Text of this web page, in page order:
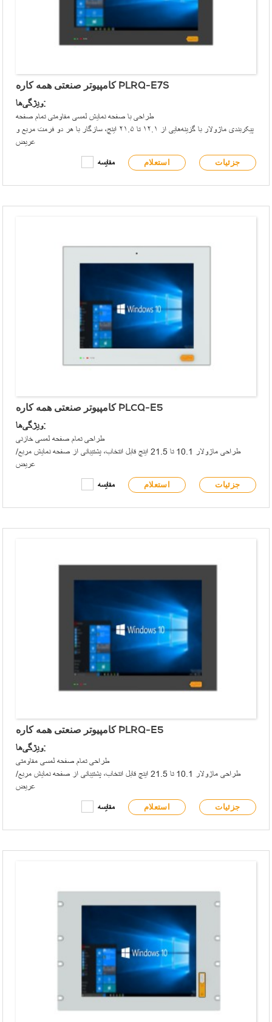
کامپیوتر صنعتی همه کاره PLRQ-E7S
ویژگی‌ها:
طراحی با صفحه نمایش لمسی مقاومتی تمام صفحه
پیکربندی ماژولار با گزینه‌هایی از ۱۲.۱ تا ۲۱.۵ اینچ، سازگار با هر دو فرمت مربع و
عریض
پشتیبانی از پردازنده‌های دسکتاپ Intel® Core / Pentium/ Celeron نسل
چهارم تا سیزدهم، با توان طراحی حرارتی ۶۵ وات
تعبیه USB نوع A و چراغ‌های نشانگر سیگنال در پنل جلویی
مقایسه استعلام جزئیات
کامپیوتر صنعتی همه کاره PLCQ-E5
ویژگی‌ها:
طراحی تمام صفحه لمسی خازنی
طراحی ماژولار 10.1 تا 21.5 اینچ قابل انتخاب، پشتیبانی از صفحه نمایش مربع/
عریض
پنل جلویی دارای USB نوع A و چراغ‌های نشانگر سیگنال است
پشتیبانی از دو هارد دیسک برای ذخیره سازی
طراحی بدون فن
نصب جاسازی‌شده/VESA
مقایسه استعلام جزئیات
کامپیوتر صنعتی همه کاره PLRQ-E5
ویژگی‌ها:
طراحی تمام صفحه لمسی مقاومتی
طراحی ماژولار 10.1 تا 21.5 اینچ قابل انتخاب، پشتیبانی از صفحه نمایش مربع/
عریض
پنل جلویی دارای USB نوع A و چراغ‌های نشانگر سیگنال است
پشتیبانی از دو هارد دیسک برای ذخیره سازی
مقایسه استعلام جزئیات